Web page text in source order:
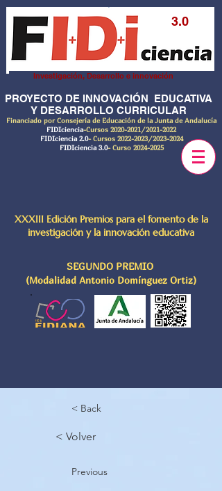
3.0
Investigación, Desarrollo e innovación
PROYECTO DE INNOVACIÓN EDUCATIVA
Y DESARROLLO CURRICULAR
Financiado por Consejería de Educación de la Junta de Andalucía
FIDIciencia-Cursos 2020-2021 /2021-2022
FIDIciencia 2.0- Cursos 2022-2023/2023-2024
FIDIciencia 3.0- Curso 2024-2025
XXXIII Edición Premios para el fomento de la
investigación y la innovación educativa
SEGUNDO PREMIO
(Modalidad Antonio Domínguez Ortiz)
< Back
< Volver
Previous